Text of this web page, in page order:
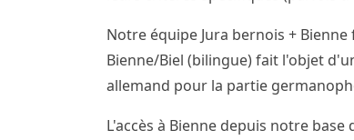
Notre équipe Jura bernois +
Bienne/Biel (bilingue) fait l'objet
allemand pour la partie
L'accès à Bienne depuis notre